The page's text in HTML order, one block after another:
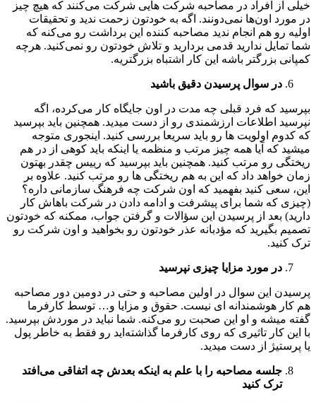
خیلی از افراد در مصاحبه شرکت هایی شرکت می‌کنند که هیچ چیز
در مورد اون‌ها نمی‌دونند. اگه به خودتون زحمت ندید و تحقیقات
اولیه رو هم انجام ندید مصاحبه کننده این برداشت رو می‌کنه که
شما تمایل ندارید قدمی بردارید و تلاش خودتون رو نمی‌کنید. هرچه
کمپانی بزرگتر باشه این کار اشتباه بزرگتریه.
در سوال پرسیدن دقیق باشید
بپرسید که فرد قبلی چه مدت در اون جایگاه کار می‌کرده، اگه
نپرسید اطلاعات ارزشمندی رو از دست میدید. همچنین باید بپرسید
که کدوم اولویت ها رو باید سریعا بررسی کنید. اینجوری متوجه
میشید که آیا همه چیز مرتب و منظمه یا اینکه باید کوهی از در هم
ریختگی رو مرتب کنید. همچنین باید بپرسید که رییس چقدر بهتون
زمان خواهد داد که این به هم ریختگی ها رو مرتب کنید. علاوه بر
این، سعی کنید بفهمید که اون شرکت چه فرهنگ سازمانی داره؟
(چیزی که شما برای پیشرفت و ادامه دادن در شرکت باهاش کار
دارید) بعد از پرسیدن این سؤالات و گرفتن جواب، ممکنه که خودتون
تصمیم بگیرید که مؤدبانه عذر خودتون رو بخواهید و اون شرکت رو
ترک کنید.
در مورد مزایا چیزی نپرسید
پرسیدن این سوال در اولین مصاحبه و حتی در دومین دور مصاحبه
هم کار هوشمندانه ای نیست. حقوق و مزایا و… توسط کارفرما
گفته میشه و او این صحبت رو می‌کنه. شما نباید در موردش بپرسید.
با این کار تاثیری که روی کارفرما گذاشته‌اید رو فقط به خاطر پول
یا پرستیژ از دست میدید.
جلسه مصاحبه را با علم به اینکه بعدش چه اتفاقی می‌افتد
ترک کنید